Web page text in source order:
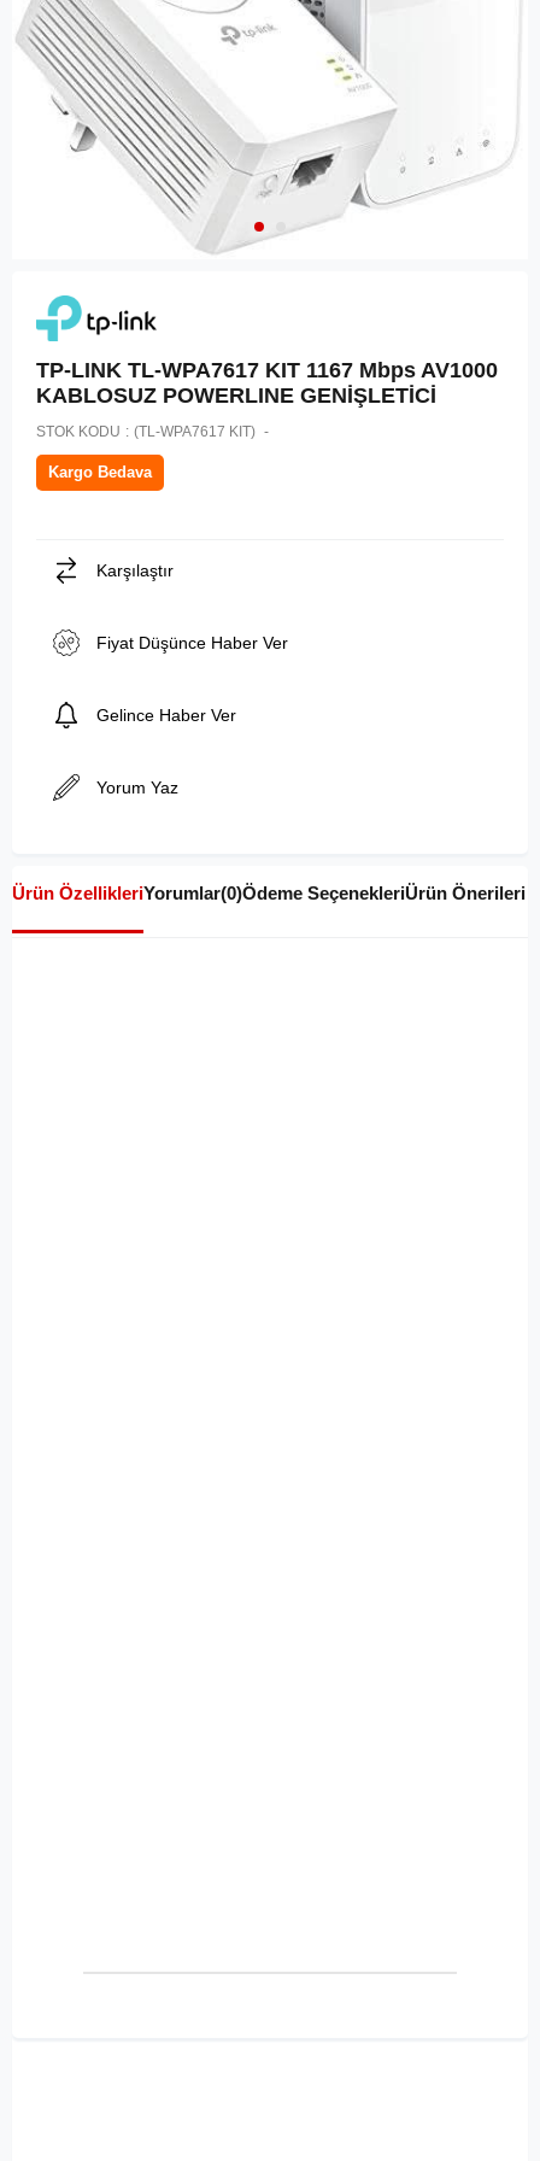
TP-LINK TL-WPA7617 KIT 1167 Mbps AV1000
KABLOSUZ POWERLINE GENİŞLETİCİ
STOK KODU (TL-WPA7617 KIT)
Kargo Bedava
Karşılaştır
Fiyat Düşünce Haber Ver
Gelince Haber Ver
Yorum Yaz
Ürün ÖzellikleriYorumlar(0)Ödeme SeçenekleriÜrün Önerileri